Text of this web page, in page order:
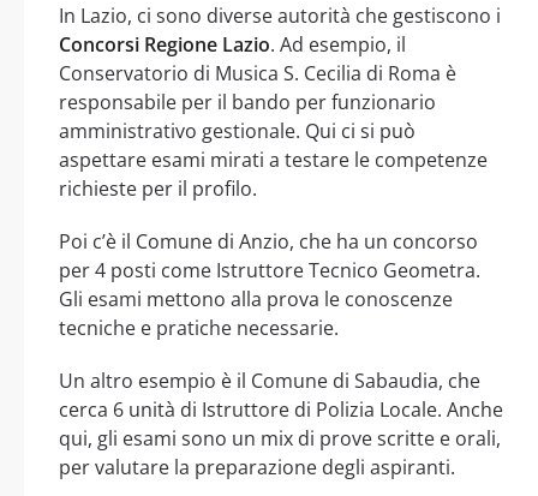
In Lazio, ci sono diverse autorità che gestiscono i
Concorsi Regione Lazio. Ad esempio, il
Conservatorio di Musica S. Cecilia di Roma è
responsabile per il bando per funzionario
amministrativo gestionale. Qui ci si può
aspettare esami mirati a testare le competenze
richieste per il profilo.
Poi c’è il Comune di Anzio, che ha un concorso
per 4 posti come Istruttore Tecnico Geometra.
Gli esami mettono alla prova le conoscenze
tecniche e pratiche necessarie.
Un altro esempio è il Comune di Sabaudia, che
cerca 6 unità di Istruttore di Polizia Locale. Anche
qui, gli esami sono un mix di prove scritte e orali,
per valutare la preparazione degli aspiranti.